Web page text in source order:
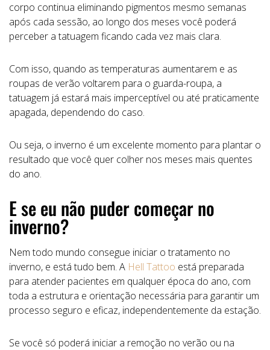
corpo continua eliminando pigmentos mesmo semanas
após cada sessão, ao longo dos meses você poderá
perceber a tatuagem ficando cada vez mais clara.
Com isso, quando as temperaturas aumentarem e as
roupas de verão voltarem para o guarda-roupa, a
tatuagem já estará mais imperceptível ou até praticamente
apagada, dependendo do caso.
Ou seja, o inverno é um excelente momento para plantar o
resultado que você quer colher nos meses mais quentes
do ano.
E se eu não puder começar no
inverno?
Nem todo mundo consegue iniciar o tratamento no
inverno, e está tudo bem. A Hell Tattoo está preparada
para atender pacientes em qualquer época do ano, com
toda a estrutura e orientação necessária para garantir um
processo seguro e eficaz, independentemente da estação.
Se você só poderá iniciar a remoção no verão ou na